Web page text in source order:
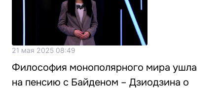
21 мая 2025 08:49
Философия монополярного мира ушла
на пенсию с Байденом – Дзиодзина о